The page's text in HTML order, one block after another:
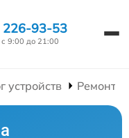
226-93-53
9:00 до 21:00
устройств Ремонт